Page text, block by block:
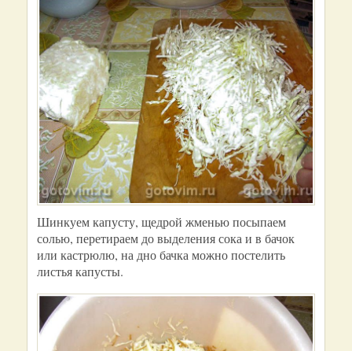
Шинкуем капусту, щедрой жменью посыпаем
солью, перетираем до выделения сока и в бачок
или кастрюлю, на дно бачка можно постелить
листья капусты.